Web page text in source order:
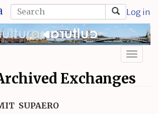
Log in
Search
Exchanges
SUPAERO